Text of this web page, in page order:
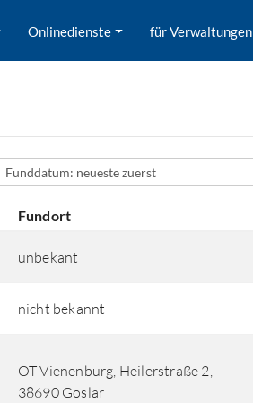
Onlinedienste für Verwaltungen
Sortierfeld
Fundort
unbekant
nicht bekannt
OT Vienenburg, Heilerstraße 2,
38690 Goslar